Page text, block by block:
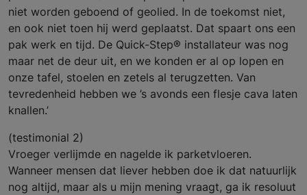
niet worden geboend of geolied. In de toekomst niet,
en ook niet toen hij werd geplaatst. Dat spaart ons een
pak werk en tijd. De Quick-Step® installateur was nog
maar net de deur uit, en we konden er al op lopen en
onze tafel, stoelen en zetels al terugzetten. Van
tevredenheid hebben we ’s avonds een flesje cava laten
knallen.’
(testimonial 2)
Vroeger verlijmde en nagelde ik parketvloeren.
Wanneer mensen dat liever hebben doe ik dat natuurlijk
nog altijd, maar als u mijn mening vraagt, ga ik resoluut